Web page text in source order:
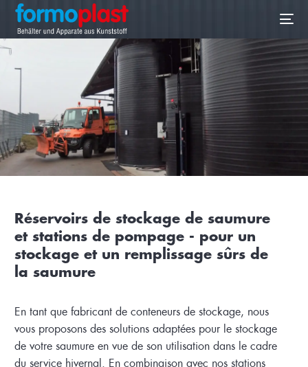
Réservoirs de stockage de saumure
et stations de pompage - pour un
stockage et un remplissage sûrs de
la saumure
En tant que fabricant de conteneurs de stockage, nous
vous proposons des solutions adaptées pour le stockage
de votre saumure en vue de son utilisation dans le cadre
du service hivernal. En combinaison avec nos stations